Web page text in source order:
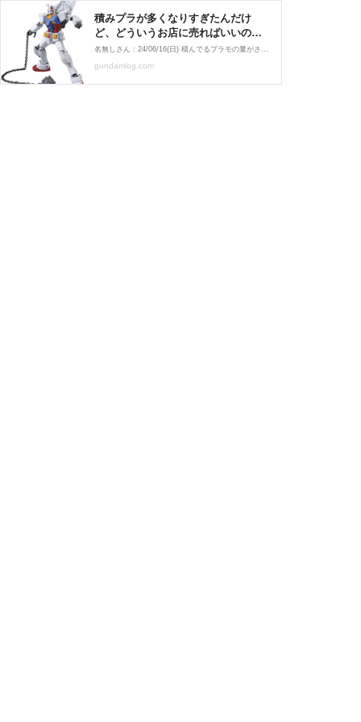
積みプラが多くなりすぎたんだけ
ど、どういうお店に売ればいいのか
な : GUNDAM.LOG｜ガンダムまとめ
ブログ
名無しさん : 24/06/16(日) 積んでるプラモの量がさすがに生きているうちに組みきれないレベルになってきたから売って減らそうかと思ってるんだけど模型ってどういうお店に売るのがいいのかな手放す対象はガンプラ美プラAFVが多そう GUNDAM.LOG内の関連記事 ・※個人ではな
gundamlog.com